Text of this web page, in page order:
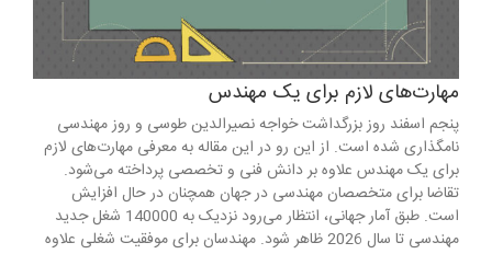
مهارت‌های لازم برای یک مهندس
پنجم اسفند روز بزرگداشت خواجه نصیرالدین طوسی و روز مهندسی
نامگذاری شده است. از این رو در این مقاله به معرفی مهارت‌های لازم
برای یک مهندس علاوه بر دانش فنی و تخصصی پرداخته می‌شود.
تقاضا برای متخصصان مهندسی در جهان همچنان در حال افزایش
است. طبق آمار جهانی، انتظار می‌رود نزدیک به 140000 شغل جدید
مهندسی تا سال 2026 ظاهر شود. مهندسان برای موفقیت شغلی علاوه